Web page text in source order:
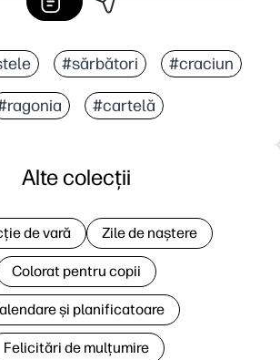
#sărbători #craciun
#cartelă
Alte colecții
de vară Zile de naștere
Colorat pentru copii
și planificatoare
Felicitări de mulțumire